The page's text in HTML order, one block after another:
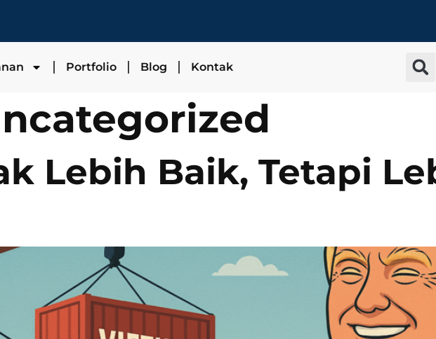
Portfolio Blog Kontak
Lebih Baik, Tetapi